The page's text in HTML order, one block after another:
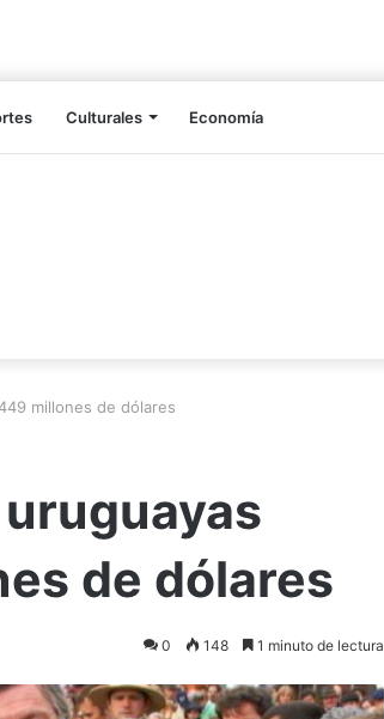
Culturales Economía
millones de dólares
de dólares
0 148 1 minuto de lectura